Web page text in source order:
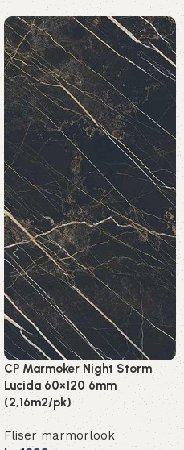
CP Marmoker Night Storm
Lucida 60×120 6mm
(2,16m2/pk)
Fliser marmorlook